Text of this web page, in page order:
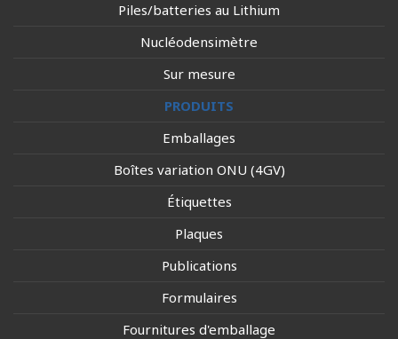
Piles/batteries au Lithium
Nucléodensimètre
Sur mesure
PRODUITS
Emballages
Boîtes variation ONU (4GV)
Étiquettes
Plaques
Publications
Formulaires
Fournitures d'emballage